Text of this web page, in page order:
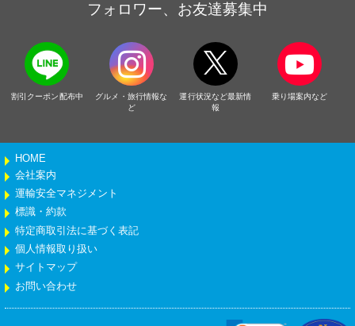
フォロワー、お友達募集中
割引クーポン配布中
グルメ・旅行情報な
ど
運行状況など最新情
報
乗り場案内など
HOME
会社案内
運輸安全マネジメント
標識・約款
特定商取引法に基づく表記
個人情報取り扱い
サイトマップ
お問い合わせ